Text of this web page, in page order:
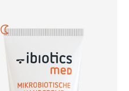
32.90€
25.90€.